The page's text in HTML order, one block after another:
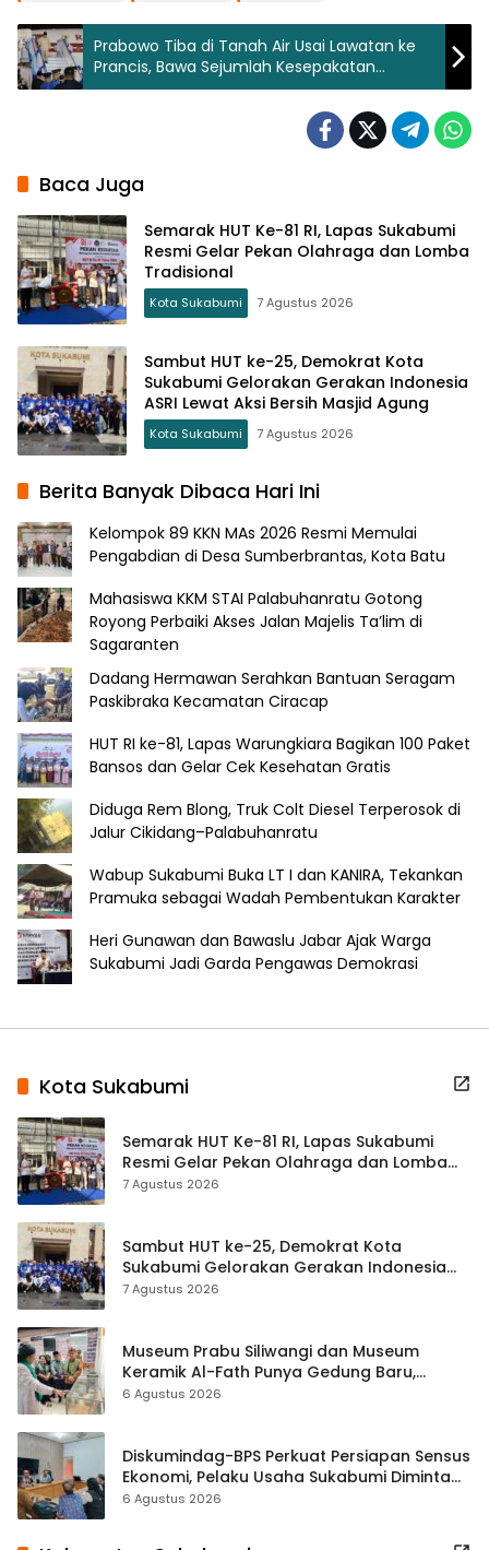
Prabowo Tiba di Tanah Air Usai Lawatan ke
Prancis, Bawa Sejumlah Kesepakatan
Strategis
Baca Juga
Semarak HUT Ke-81 RI, Lapas Sukabumi
Resmi Gelar Pekan Olahraga dan Lomba
Tradisional
Kota Sukabumi 7 Agustus 2026
Sambut HUT ke-25, Demokrat Kota
Sukabumi Gelorakan Gerakan Indonesia
ASRI Lewat Aksi Bersih Masjid Agung
Kota Sukabumi 7 Agustus 2026
Berita Banyak Dibaca Hari Ini
Kelompok 89 KKN MAs 2026 Resmi Memulai
Pengabdian di Desa Sumberbrantas, Kota Batu
Mahasiswa KKM STAI Palabuhanratu Gotong
Royong Perbaiki Akses Jalan Majelis Ta’lim di
Sagaranten
Dadang Hermawan Serahkan Bantuan Seragam
Paskibraka Kecamatan Ciracap
HUT RI ke-81, Lapas Warungkiara Bagikan 100 Paket
Bansos dan Gelar Cek Kesehatan Gratis
Diduga Rem Blong, Truk Colt Diesel Terperosok di
Jalur Cikidang–Palabuhanratu
Wabup Sukabumi Buka LT I dan KANIRA, Tekankan
Pramuka sebagai Wadah Pembentukan Karakter
Heri Gunawan dan Bawaslu Jabar Ajak Warga
Sukabumi Jadi Garda Pengawas Demokrasi
Kota Sukabumi
Semarak HUT Ke-81 RI, Lapas Sukabumi
Resmi Gelar Pekan Olahraga dan Lomba
Tradisional
7 Agustus 2026
Sambut HUT ke-25, Demokrat Kota
Sukabumi Gelorakan Gerakan Indonesia
ASRI Lewat Aksi Bersih Masjid Agung
7 Agustus 2026
Museum Prabu Siliwangi dan Museum
Keramik Al-Fath Punya Gedung Baru,
Hampir 500 Koleksi Dipisahkan
6 Agustus 2026
Diskumindag-BPS Perkuat Persiapan Sensus
Ekonomi, Pelaku Usaha Sukabumi Diminta
Terbuka Beri Data
6 Agustus 2026